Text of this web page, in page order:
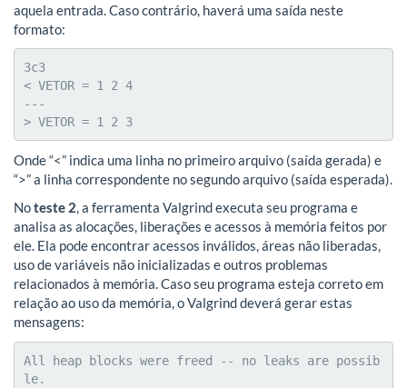
aquela entrada. Caso contrário, haverá uma saída neste
formato:
3c3
< VETOR = 1 2 4
---
> VETOR = 1 2 3
Onde “<” indica uma linha no primeiro arquivo (saída gerada) e
“>” a linha correspondente no segundo arquivo (saída esperada).
Noteste 2, a ferramenta Valgrind executa seu programa e
analisa as alocações, liberações e acessos à memória feitos por
ele. Ela pode encontrar acessos inválidos, áreas não liberadas,
uso de variáveis não inicializadas e outros problemas
relacionados à memória. Caso seu programa esteja correto em
relação ao uso da memória, o Valgrind deverá gerar estas
mensagens:
All heap blocks were freed -- no leaks are possib
le.